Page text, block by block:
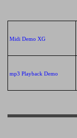
Midi Demo XG
mp3 Playback Demo